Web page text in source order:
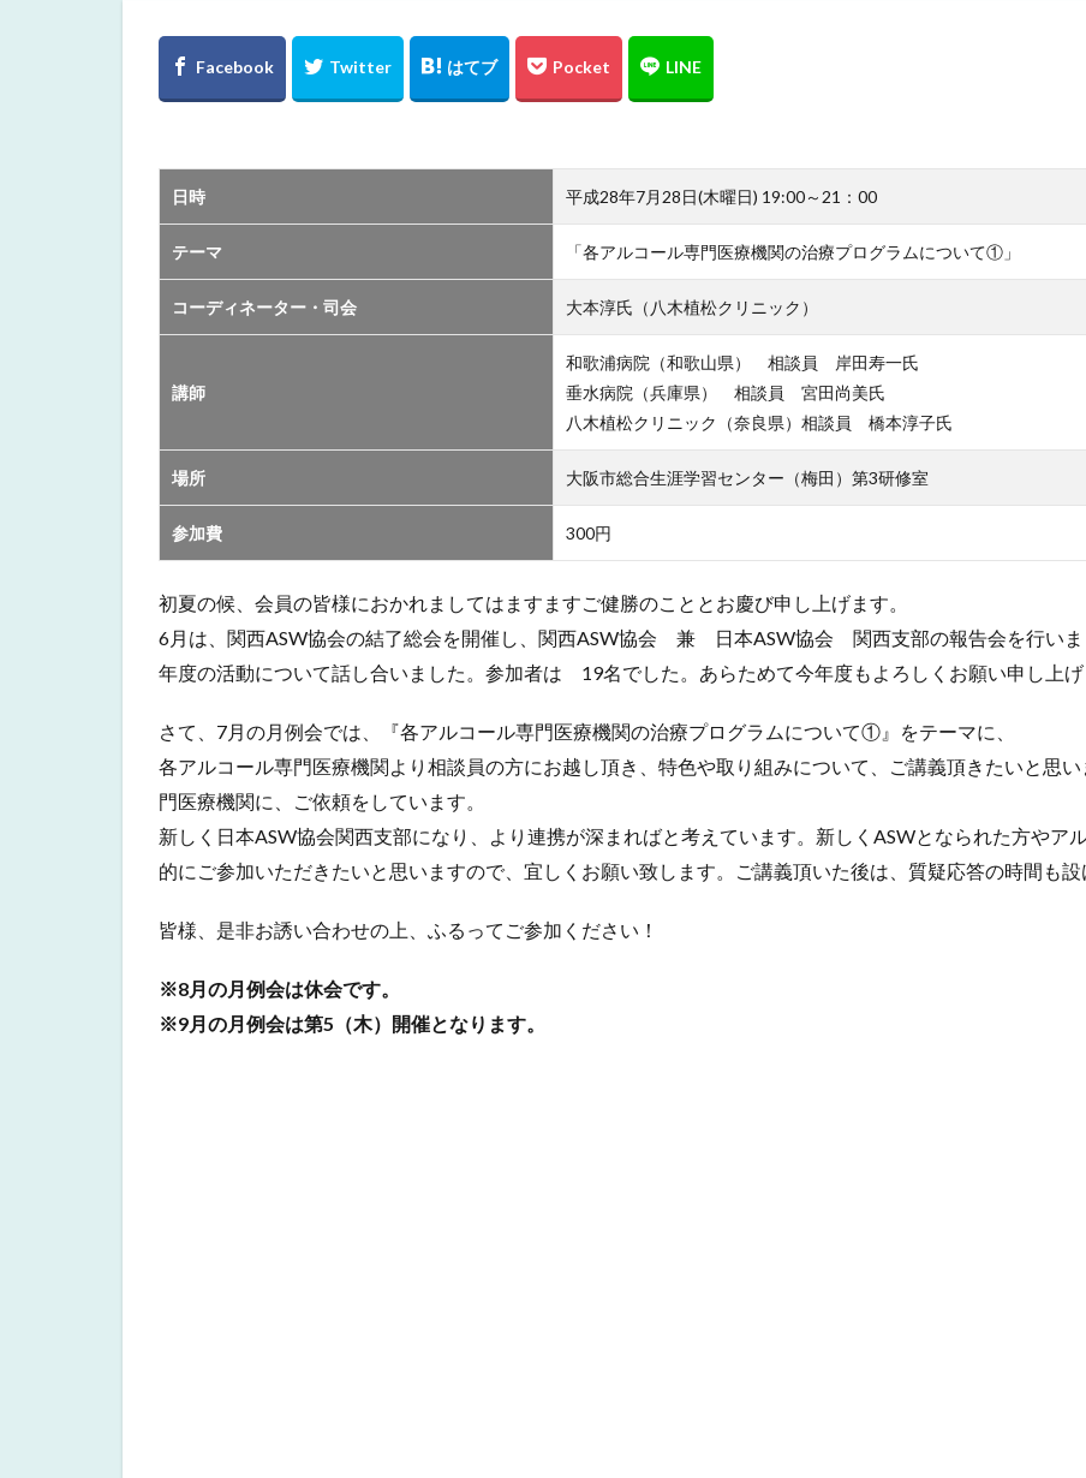
日時 平成28年7月28日(木曜日) 19:00～21：00
テーマ 「各アルコール専門医療機関の治療プログラムについて①」
コーディネーター・司会 大本淳氏（八木植松クリニック）
講師
和歌浦病院（和歌山県） 相談員 岸田寿一氏
垂水病院（兵庫県） 相談員 宮田尚美氏
八木植松クリニック（奈良県）相談員 橋本淳子氏
場所 大阪市総合生涯学習センター（梅田）第3研修室
参加費 300円
初夏の候、会員の皆様におかれましてはますますご健勝のこととお慶び申し上げます。
6月は、関西ASW協会の結了総会を開催し、関西ASW協会 兼 日本ASW協会 関西支部の報告会を行い
年度の活動について話し合いました。参加者は 19名でした。あらためて今年度もよろしくお願い申し上げ
さて、7月の月例会では、『各アルコール専門医療機関の治療プログラムについて①』をテーマに、
各アルコール専門医療機関より相談員の方にお越し頂き、特色や取り組みについて、ご講義頂きたいと思
門医療機関に、ご依頼をしています。
新しく日本ASW協会関西支部になり、より連携が深まればと考えています。新しくASWとなられた方やア
的にご参加いただきたいと思いますので、宜しくお願い致します。ご講義頂いた後は、質疑応答の時間も設
皆様、是非お誘い合わせの上、ふるってご参加ください！
※8月の月例会は休会です。
※9月の月例会は第5（木）開催となります。